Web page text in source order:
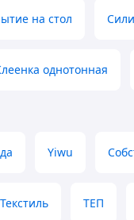
на стол
однотонная
Yiwu
ТЕП